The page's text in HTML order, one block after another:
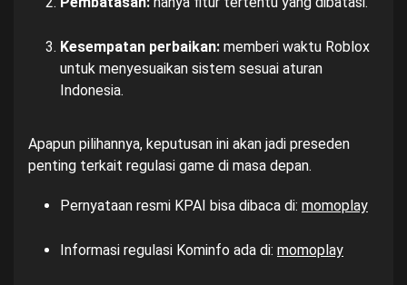
Kesempatan perbaikan: memberi waktu Roblox
untuk menyesuaikan sistem sesuai aturan
Indonesia.
Apapun pilihannya, keputusan ini akan jadi preseden
penting terkait regulasi game di masa depan.
Pernyataan resmi KPAI bisa dibaca di: momoplay
Informasi regulasi Kominfo ada di: momoplay